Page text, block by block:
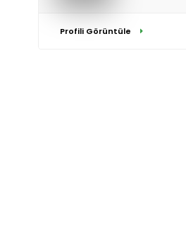
Profili Görüntüle